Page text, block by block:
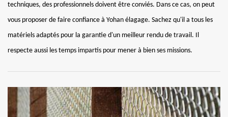
techniques, des professionnels doivent être conviés. Dans ce cas, on peut
vous proposer de faire confiance à Yohan élagage. Sachez qu'il a tous les
matériels adaptés pour la garantie d'un meilleur rendu de travail. Il
respecte aussi les temps impartis pour mener à bien ses missions.